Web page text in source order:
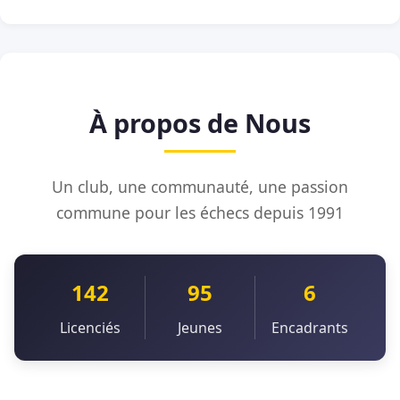
À propos de Nous
Un club, une communauté, une passion
commune pour les échecs depuis 1991
142
Licenciés
95
Jeunes
6
Encadrants